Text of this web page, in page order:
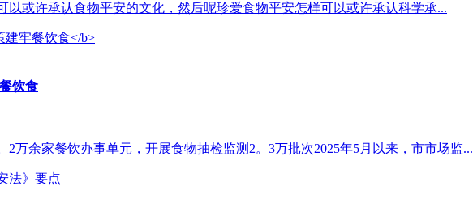
以或许承认食物平安的文化，然后呢珍爱食物平安怎样可以或许承认科学承...
饮食
万余家餐饮办事单元，开展食物抽检监测2。3万批次2025年5月以来，市市场监...